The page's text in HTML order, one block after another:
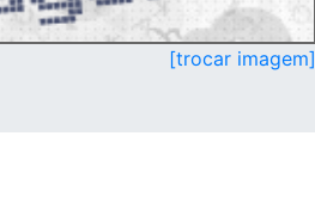
[trocar imagem]